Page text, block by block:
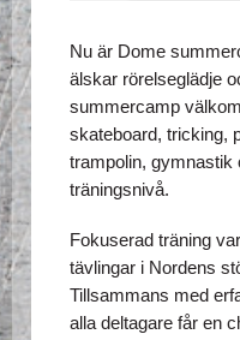
Nu är Dome
älskar rörelseglädje
summercamp
skateboard, tricking,
trampolin, gymnastik
träningsnivå.
Fokuserad träning
tävlingar i Nordens
Tillsammans med
alla deltagare får en